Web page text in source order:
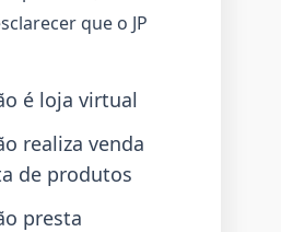
que o JP
é loja virtual
realiza venda
de produtos
presta